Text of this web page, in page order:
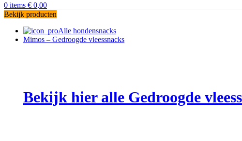
0 items € 0,00
Bekijk producten
Alle hondensnacks
Mimos – Gedroogde vleessnacks
Bekijk hier alle Gedroogde